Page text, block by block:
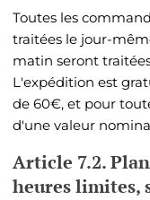
Toutes les
traitées le jour-
matin seront
L'expédition est
de 60€, et pour
d'une valeur
Article 7.2.
heures limites,